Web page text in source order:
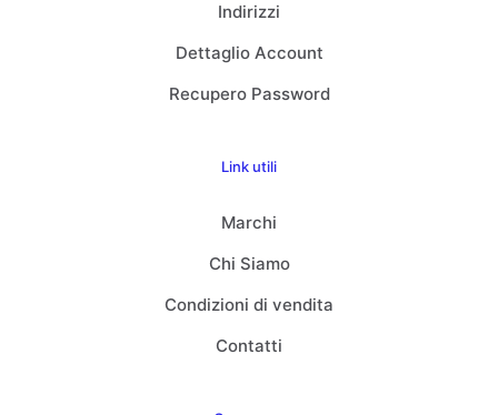
Indirizzi
Dettaglio Account
Recupero Password
Link utili
Marchi
Chi Siamo
Condizioni di vendita
Contatti